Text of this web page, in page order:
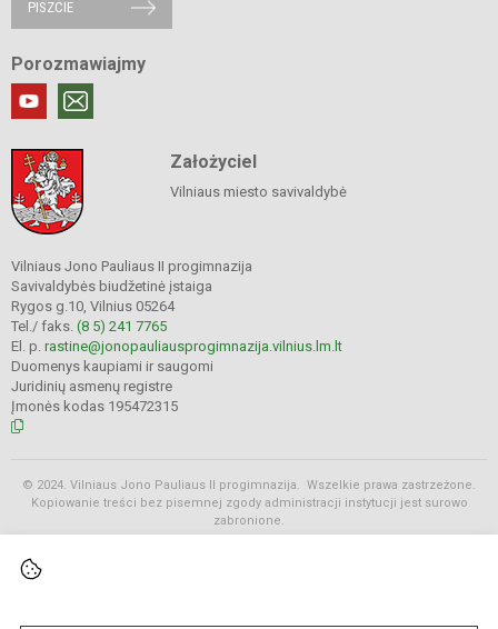
PISZCIE
Porozmawiajmy
Założyciel
Vilniaus miesto savivaldybė
Vilniaus Jono Pauliaus II progimnazija
Savivaldybės biudžetinė įstaiga
Rygos g.10, Vilnius 05264
Tel./ faks. (8 5) 241 7765
El. p. rastine@jonopauliausprogimnazija.vilnius.lm.lt
Duomenys kaupiami ir saugomi
Juridinių asmenų registre
Įmonės kodas 195472315
© 2024. Vilniaus Jono Pauliaus II progimnazija. Wszelkie prawa zastrzeżone.
Kopiowanie treści bez pisemnej zgody administracji instytucji jest surowo
zabronione.